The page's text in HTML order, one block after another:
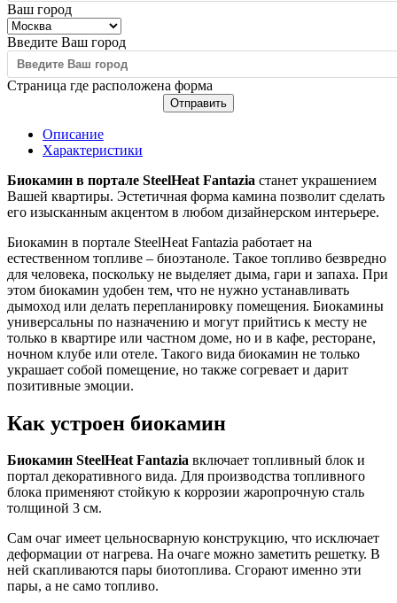
Ваш город
Введите Ваш город
Страница где расположена форма
Отправить
Описание
Характеристики
Биокамин в портале SteelHeat Fantazia станет украшением
Вашей квартиры. Эстетичная форма камина позволит сделать
его изысканным акцентом в любом дизайнерском интерьере.
Биокамин в портале SteelHeat Fantazia работает на
естественном топливе – биоэтаноле. Такое топливо безвредно
для человека, поскольку не выделяет дыма, гари и запаха. При
этом биокамин удобен тем, что не нужно устанавливать
дымоход или делать перепланировку помещения. Биокамины
универсальны по назначению и могут прийтись к месту не
только в квартире или частном доме, но и в кафе, ресторане,
ночном клубе или отеле. Такого вида биокамин не только
украшает собой помещение, но также согревает и дарит
позитивные эмоции.
Как устроен биокамин
Биокамин SteelHeat Fantazia включает топливный блок и
портал декоративного вида. Для производства топливного
блока применяют стойкую к коррозии жаропрочную сталь
толщиной 3 см.
Сам очаг имеет цельносварную конструкцию, что исключает
деформации от нагрева. На очаге можно заметить решетку. В
ней скапливаются пары биотоплива. Сгорают именно эти
пары, а не само топливо.